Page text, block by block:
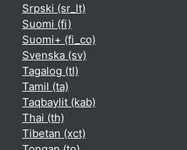
Srpski ‎(sr_lt)‎
Suomi ‎(fi)‎
Suomi+ ‎(fi_co)‎
Svenska ‎(sv)‎
Tagalog ‎(tl)‎
Tamil ‎(ta)‎
Taqbaylit ‎(kab)‎
Thai ‎(th)‎
Tibetan ‎(xct)‎